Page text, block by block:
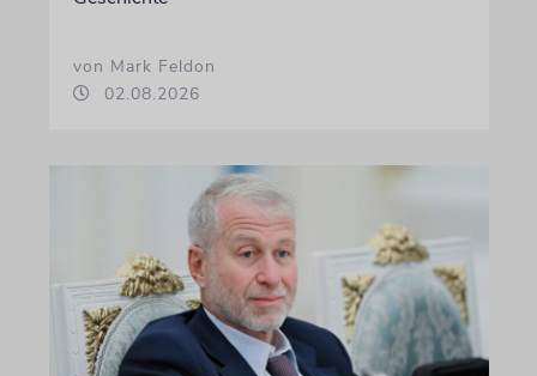
von Mark Feldon
02.08.2026